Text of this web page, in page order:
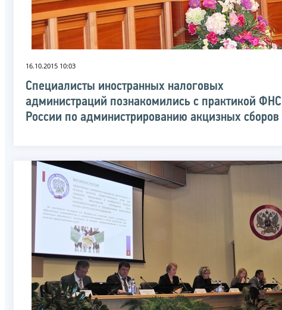
16.10.2015 10:03
Специалисты иностранных налоговых
администраций познакомились с практикой ФНС
России по администрированию акцизных сборов